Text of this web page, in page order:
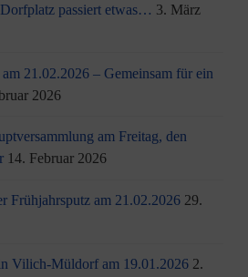
passiert etwas… 3. März
21.02.2026 – Gemeinsam für ein
2026
am Freitag, den
14. Februar 2026
Frühjahrsputz am 21.02.2026 29.
Vilich-Müldorf am 19.01.2026 2.